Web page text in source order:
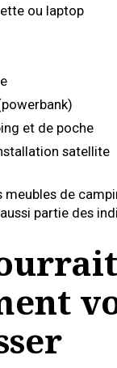
ou laptop
et de poche
satellite
meubles de
partie des